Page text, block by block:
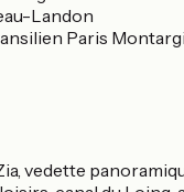
Landon
Paris
Zia, vedette